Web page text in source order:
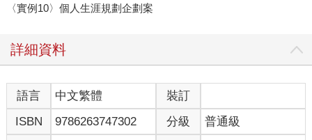
〈實例10〉個人生涯規劃企劃案
詳細資料
語言 中文繁體
裝訂
ISBN
9786263747302 分級 普通級